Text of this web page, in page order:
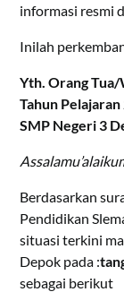
informasi resmi
Inilah
Yth. Orang Tua/
Tahun
SMP Negeri 3
Berdasarkan
Pendidikan
situasi terkini
Depok pada :
sebagai berikut